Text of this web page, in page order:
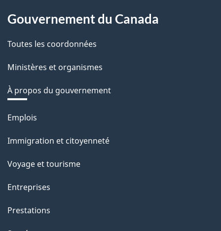
Gouvernement du Canada
Toutes les coordonnées
Ministères et organismes
À propos du gouvernement
Thèmes
sujets
Emplois
Immigration et citoyenneté
Voyage et tourisme
Entreprises
Prestations